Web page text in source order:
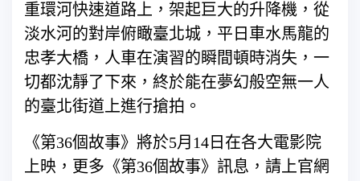
重環河快速道路上，架起巨大的升降機，從
淡水河的對岸俯瞰臺北城，平日車水馬龍的
忠孝大橋，人車在演習的瞬間頓時消失，一
切都沈靜了下來，終於能在夢幻般空無一人
的臺北街道上進行搶拍。
《第36個故事》將於5月14日在各大電影院
上映，更多《第36個故事》訊息，請上官網